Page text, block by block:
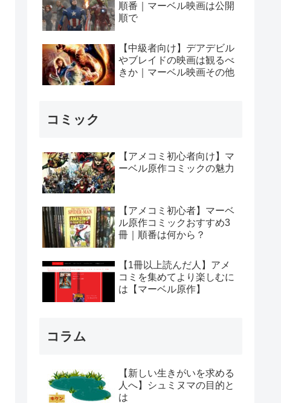
順番｜マーベル映画は公開
順で
【中級者向け】デアデビル
やブレイドの映画は観るべ
きか｜マーベル映画その他
コミック
【アメコミ初心者向け】マ
ーベル原作コミックの魅力
【アメコミ初心者】マーベ
ル原作コミックおすすめ3
冊｜順番は何から？
【1冊以上読んだ人】アメ
コミを集めてより楽しむに
は【マーベル原作】
コラム
【新しい生きがいを求める
人へ】シュミヌマの目的と
は